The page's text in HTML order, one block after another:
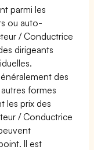
parmi les
ou auto-
/ Conductrice
dirigeants
des
formes
les prix des
/ Conductrice
Il est